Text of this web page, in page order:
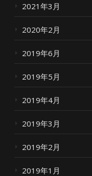
2021年3月
2020年2月
2019年6月
2019年5月
2019年4月
2019年3月
2019年2月
2019年1月